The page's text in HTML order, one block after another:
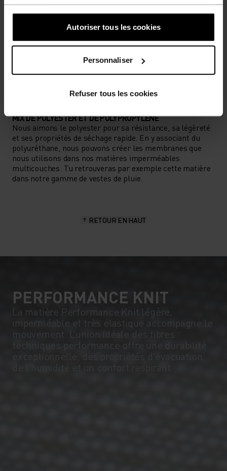
Autoriser tous les cookies
Personnaliser
Refuser tous les cookies
BAS MODÉRÉ ÉLEVÉ
TYPE D’ACTIVITÉ
ACTIVITÉS À HAUTE INTENSITÉ
MIX DE POLYESTER ET DE POLYPROPYLÈNE
Nous aimons le polyester pour sa résistance, sa légèreté
et ses propriétés de séchage rapide. En y associant du
polyuréthane, nous pouvons créer les membranes que
nous utilisons dans nos matières imperméables
multicouches. Tu retrouveras par exemple cette matière
dans notre gamme de vestes de pluie.
RETOUR EN HAUT
PERFORMANCE KNIT
La matière Performance Knit légère,
imperméable et très élastique accompagne le
mouvement. L’union idéale des fibres